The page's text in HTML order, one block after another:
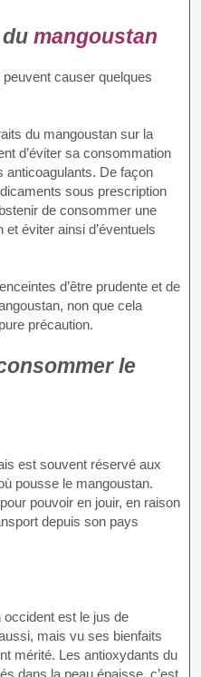
mangoustan
causer quelques
du mangoustan sur la
d’éviter sa consommation
anticoagulants. De façon
sous prescription
de consommer une
éviter ainsi d’éventuels
d’être prudente et de
non que cela
précaution.
le
est souvent réservé aux
pousse le mangoustan.
pouvoir en jouir, en raison
depuis son pays
est le jus de
mais vu ses bienfaits
mérité. Les antioxydants du
dans la peau épaisse, c’est